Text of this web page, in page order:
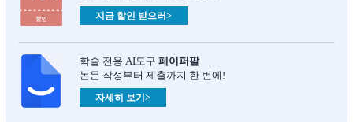
지금 할인 받으러>
학술 전용 AI도구 페이퍼팔
논문 작성부터 제출까지 한 번에!
자세히 보기>